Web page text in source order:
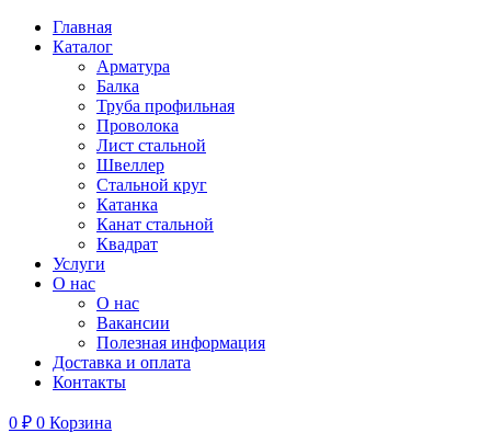
Главная
Каталог
Арматура
Балка
Труба профильная
Проволока
Лист стальной
Швеллер
Стальной круг
Катанка
Канат стальной
Квадрат
Услуги
О нас
О нас
Вакансии
Полезная информация
Доставка и оплата
Контакты
0 ₽ 0 Корзина